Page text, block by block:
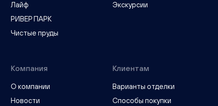
Лайф
РИВЕР ПАРК
Чистые пруды
Экскурсии
Компания
О компании
Новости
Клиентам
Варианты отделки
Способы покупки